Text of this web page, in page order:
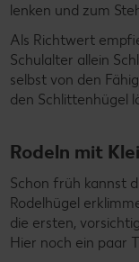
lenken und zum
Als Richtwert
Schulalter allein
selbst von den
den Schlittenhügel
Rodeln mit
Schon früh kannst
Rodelhügel
die ersten,
Hier noch ein paar